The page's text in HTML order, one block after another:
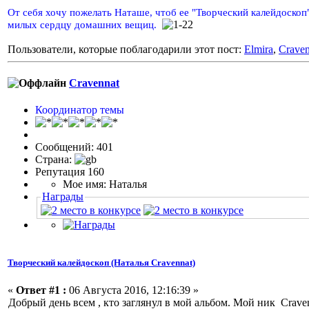
От себя хочу пожелать Наташе, чтоб ее "Творческий
милых сердцу домашних вещиц.
Пользователи, которые поблагодарили этот пост: Elmira,
Cravennat
Координатор темы
Сообщений: 401
Страна:
Репутация 160
Мое имя: Наталья
Награды
Творческий калейдоскоп (Наталья Cravennat)
« Ответ #1 : 06 Августа 2016, 12:16:39 »
Добрый день всем , кто заглянул в мой альбом. Мой ник